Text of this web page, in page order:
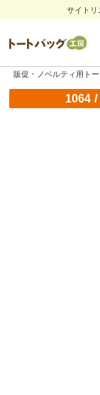
サイトリ
販促・ノベルティ用ト
1064/